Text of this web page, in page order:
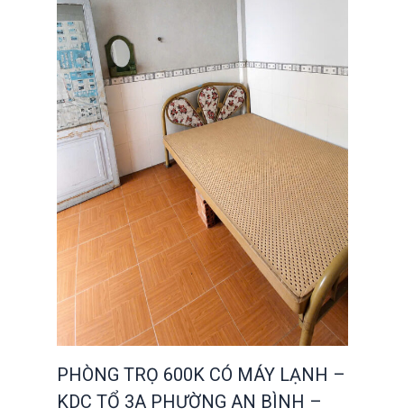
PHÒNG TRỌ 600K CÓ MÁY LẠNH –
KDC TỔ 3A PHƯỜNG AN BÌNH –